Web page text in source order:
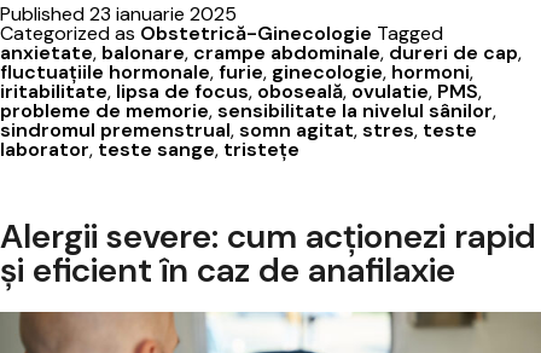
Published23 ianuarie 2025
Categorized as Obstetrică-Ginecologie Tagged
anxietate, balonare, crampe abdominale, dureri de cap,
fluctuațiile hormonale,furie, ginecologie, hormoni,
iritabilitate, lipsa de focus, oboseală, ovulatie, PMS,
probleme de memorie,sensibilitate la nivelul sânilor,
sindromul premenstrual,somn agitat,stres, teste
laborator, teste sange, tristețe
Alergii severe: cum acționezi rapid
și eficient în caz de anafilaxie